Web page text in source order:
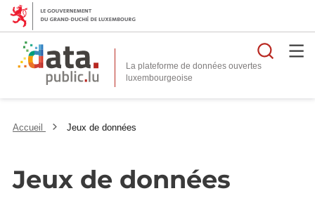
La plateforme de données ouvertes
Accueil Jeux de données
Jeux de données